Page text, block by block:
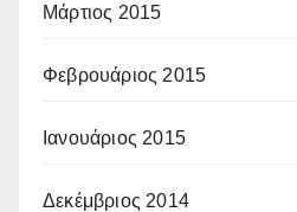
Μάρτιος 2015
Φεβρουάριος 2015
Ιανουάριος 2015
Δεκέμβριος 2014